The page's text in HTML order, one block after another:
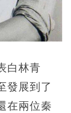
白林青
發展到了
在兩位秦